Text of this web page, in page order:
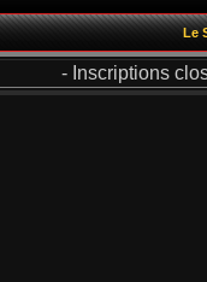
Le
- Inscriptions